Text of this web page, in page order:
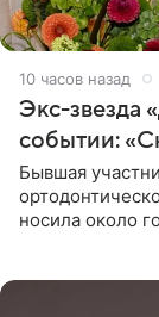
10 часов назад
Экс-звезда
событии:
Бывшая
носила около